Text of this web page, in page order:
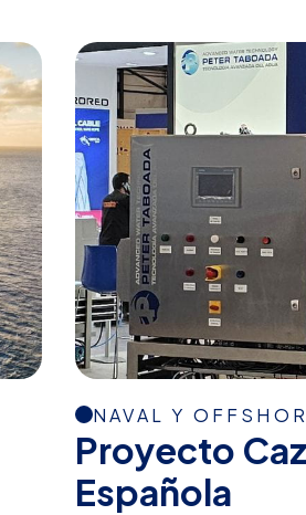
NAVAL Y
Proyecto
Española